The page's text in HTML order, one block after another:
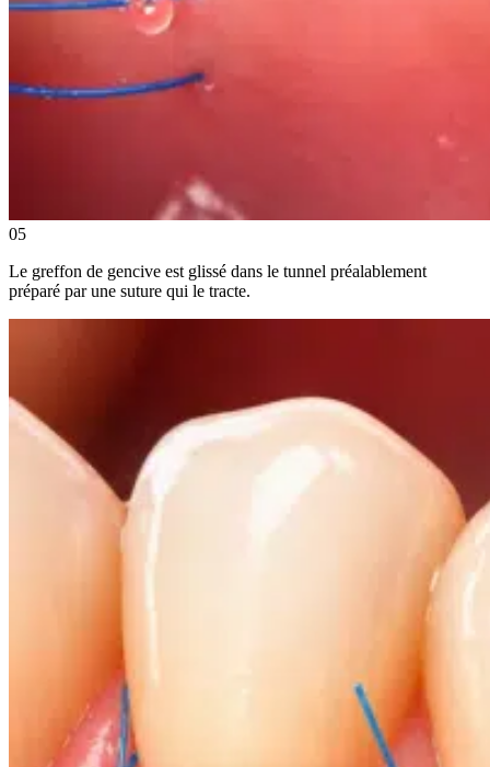
05
Le greffon de gencive est glissé dans le tunnel préalablement
préparé par une suture qui le tracte.